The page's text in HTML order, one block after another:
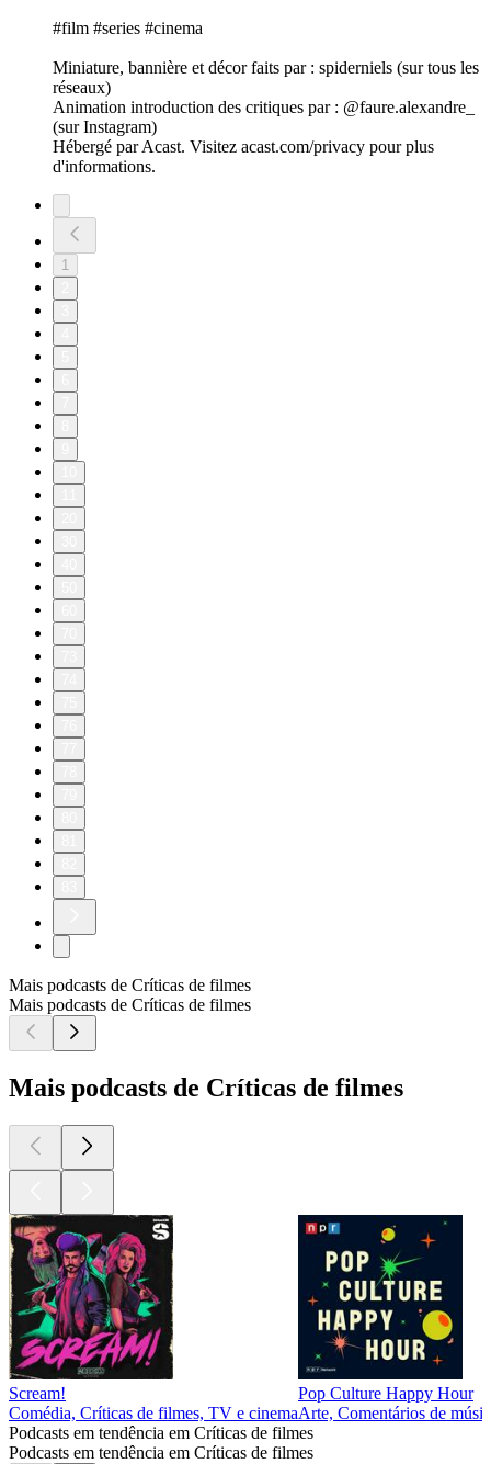
#film #series #cinema
Miniature, bannière et décor faits par : spiderniels (sur tous les
réseaux)
Animation introduction des critiques par : @faure.alexandre_
(sur Instagram)
Hébergé par Acast. Visitez acast.com/privacy pour plus
d'informations.
1
Mais podcasts de Críticas de filmes
Mais podcasts de Críticas de filmes
Mais podcasts de Críticas de filmes
Scream!
Comédia, Críticas de filmes, TV e cinema
Pop Culture Happy Hour
Arte, Comentários de
Podcasts em tendência em Críticas de filmes
Podcasts em tendência em Críticas de filmes